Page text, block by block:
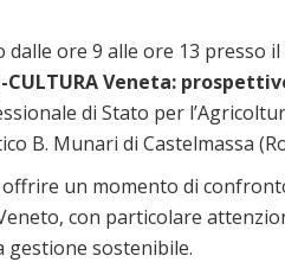
dalle ore 9 alle ore 13 presso
CULTURA Veneta:
di Stato per
B. Munari di Castelmassa
offrire un momento di
con particolare
sostenibile.